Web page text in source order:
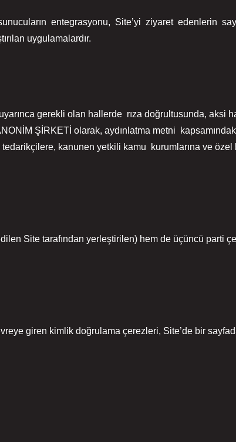
entegrasyonu, Site’yi ziyaret edenlerin
uygulamalardır.
gerekli olan hallerde rıza doğrultusunda, aksi
ŞİRKETİ olarak, aydınlatma metni
kanunen yetkili kamu kurumlarına ve
Site tarafından yerleştirilen) hem de üçüncü parti
giren kimlik doğrulama çerezleri, Site’de bir